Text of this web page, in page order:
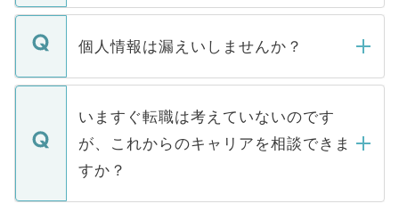
ません。
■応募殺到を避けるため 人気のある医療機
関を公にしてしまうと、応募が殺到する場
に、医療機関が求める条件に合った人材の
みを人材紹介会社に依頼するケースが増え
ています。
転職・入職を強要することは一切ありませ
ん。また、仮に応募先から内定をいただい
定を承諾する必要はありません。内定先へ
の辞退の連絡はキャリアパートナーが行い
個人情報は漏えいしませんか？
個人情報が漏えいすることはありませんの
で、ご安心ください。当サイトからの登録
などで収集したご登録者様の個人情報は、
ご本人のキャリアアップおよび転職活動の
支援を目的に使用いたします。お預かりし
ているすべての個人データはご本人の許可
いますぐ転職は考えていないのです
が、これからのキャリアを相談できま
すか？